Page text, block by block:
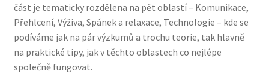
část je tematicky rozdělena na pět oblastí – Komunikace,
Přehlcení, Výživa, Spánek a relaxace, Technologie – kde se
podíváme jak na pár výzkumů a trochu teorie, tak hlavně
na praktické tipy, jak v těchto oblastech co nejlépe
společně fungovat.